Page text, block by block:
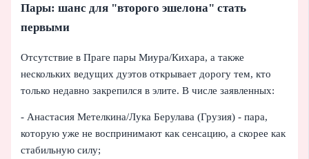
Пары: шанс для "второго эшелона" стать
первыми
Отсутствие в Праге пары Миура/Кихара, а также
нескольких ведущих дуэтов открывает дорогу тем, кто
только недавно закрепился в элите. В числе заявленных:
- Анастасия Метелкина/Лука Берулава (Грузия) - пара,
которую уже не воспринимают как сенсацию, а скорее как
стабильную силу;